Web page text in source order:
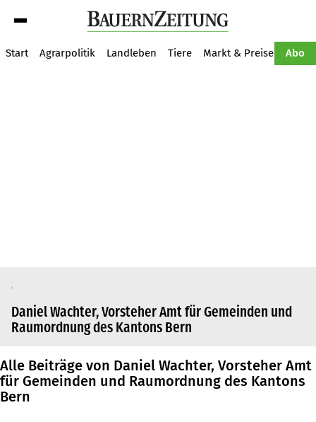
Start Agrarpolitik Landleben Tiere Markt & Preise Abo
Daniel Wachter, Vorsteher Amt für Gemeinden und
Raumordnung des Kantons Bern
Alle Beiträge von Daniel Wachter, Vorsteher Amt
für Gemeinden und Raumordnung des Kantons
Bern